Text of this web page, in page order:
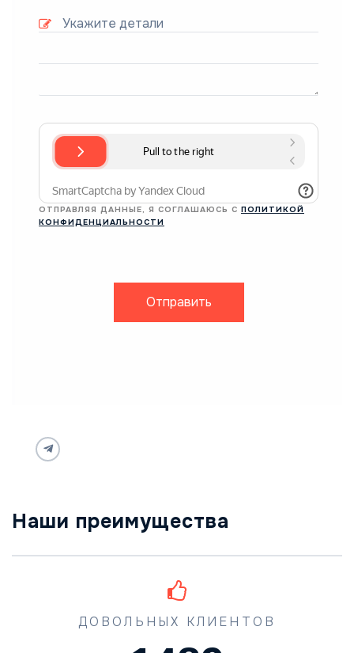
ОТПРАВЛЯЯ ДАННЫЕ, Я СОГЛАШАЮСЬ С ПОЛИТИКОЙ
КОНФИДЕНЦИАЛЬНОСТИ
Отправить
Наши преимущества
ДОВОЛЬНЫХ КЛИЕНТОВ